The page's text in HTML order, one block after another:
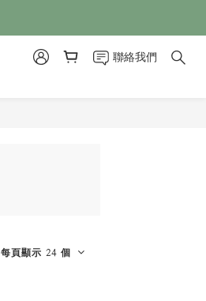
聯絡我們
每頁顯示 24 個